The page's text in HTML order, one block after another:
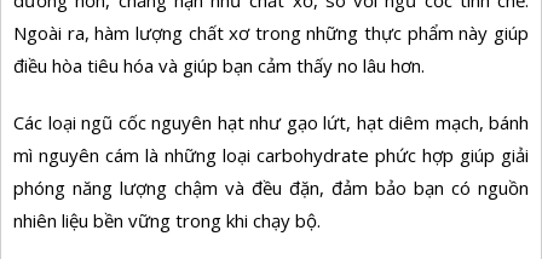
Ngoài ra, hàm lượng chất xơ trong những thực phẩm này giúp
điều hòa tiêu hóa và giúp bạn cảm thấy no lâu hơn.
Các loại ngũ cốc nguyên hạt như gạo lứt, hạt diêm mạch, bánh
mì nguyên cám là những loại carbohydrate phức hợp giúp giải
phóng năng lượng chậm và đều đặn, đảm bảo bạn có nguồn
nhiên liệu bền vững trong khi chạy bộ.